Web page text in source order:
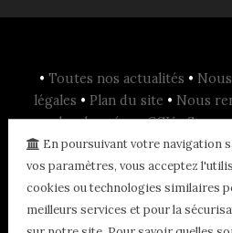
• Toutes nos actualités •
légales • Plan du site • Nous
des données•CGV•Se
modération - La vente d'alcool est
En poursuivant votre navigation
vos paramètres, vous acceptez
cookies ou technologies similaires
meilleurs services et pour la